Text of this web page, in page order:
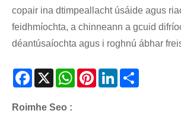
copair ina dtimpeallacht úsáide agus
feidhmíochta, a chinneann a gcuid
déantúsaíochta agus i roghnú ábhar
Facebook
X WhatsAppPinterestLinkedIn
Roimhe Seo :